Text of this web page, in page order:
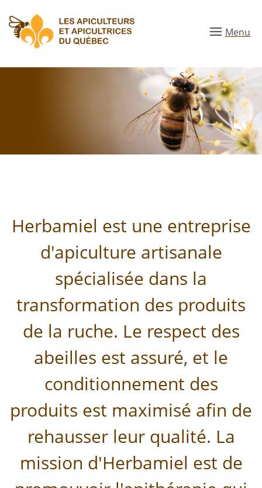
au
contenu
principal
Menu
herbamiel
Herbamiel est une entreprise
d'apiculture artisanale
spécialisée dans la
transformation des produits
de la ruche. Le respect des
abeilles est assuré, et le
conditionnement des
produits est maximisé afin de
rehausser leur qualité. La
mission d'Herbamiel est de